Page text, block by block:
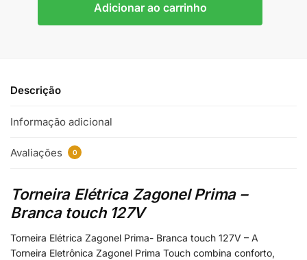
Adicionar ao carrinho
Descrição
Informação adicional
Avaliações 0
Torneira Elétrica Zagonel Prima –
Branca touch 127V
Torneira Elétrica Zagonel Prima- Branca touch 127V – A
Torneira Eletrônica Zagonel Prima Touch combina conforto,